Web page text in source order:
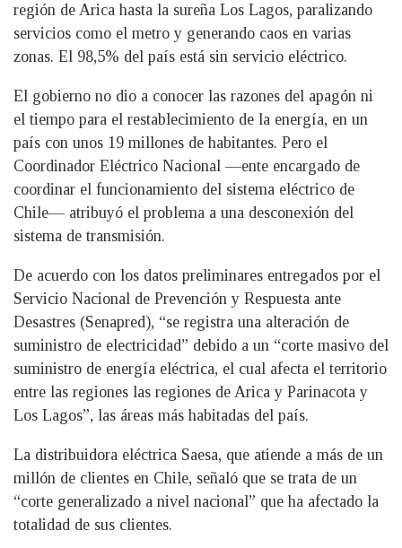
región de Arica hasta la sureña Los Lagos, paralizando
servicios como el metro y generando caos en varias
zonas. El 98,5% del país está sin servicio eléctrico.
El gobierno no dio a conocer las razones del apagón ni
el tiempo para el restablecimiento de la energía, en un
país con unos 19 millones de habitantes. Pero el
Coordinador Eléctrico Nacional —ente encargado de
coordinar el funcionamiento del sistema eléctrico de
Chile— atribuyó el problema a una desconexión del
sistema de transmisión.
De acuerdo con los datos preliminares entregados por el
Servicio Nacional de Prevención y Respuesta ante
Desastres (Senapred), “se registra una alteración de
suministro de electricidad” debido a un “corte masivo del
suministro de energía eléctrica, el cual afecta el territorio
entre las regiones las regiones de Arica y Parinacota y
Los Lagos”, las áreas más habitadas del país.
La distribuidora eléctrica Saesa, que atiende a más de un
millón de clientes en Chile, señaló que se trata de un
“corte generalizado a nivel nacional” que ha afectado la
totalidad de sus clientes.